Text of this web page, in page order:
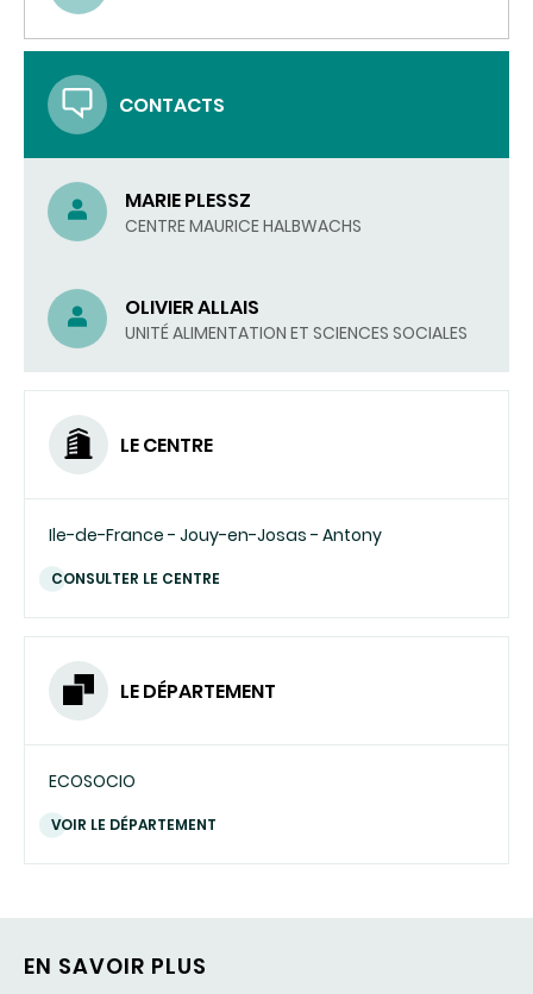
CONTACTS
MARIE PLESSZ
CENTRE MAURICE HALBWACHS
OLIVIER ALLAIS
UNITÉ ALIMENTATION ET SCIENCES SOCIALES
LE CENTRE
Ile-de-France - Jouy-en-Josas - Antony
CONSULTER LE CENTRE
LE DÉPARTEMENT
ECOSOCIO
VOIR LE DÉPARTEMENT
EN SAVOIR PLUS